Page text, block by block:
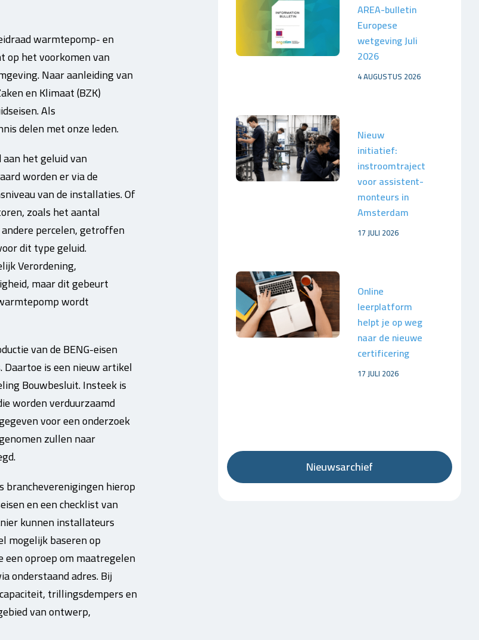
warmtepomp- en
op het voorkomen van
Naar aanleiding van
en Klimaat (BZK)
Als
delen met onze leden.
het geluid van
worden er via de
van de installaties. Of
zoals het aantal
percelen, getroffen
dit type geluid.
Verordening,
maar dit gebeurt
wordt
van de BENG-eisen
is een nieuw artikel
Bouwbesluit. Insteek is
worden verduurzaamd
voor een onderzoek
zullen naar
brancheverenigingen hierop
en een checklist van
kunnen installateurs
mogelijk baseren op
een oproep om maatregelen
onderstaand adres. Bij
trillingsdempers en
van ontwerp,
AREA-bulletin
Europese
wetgeving Juli
2026
4 AUGUSTUS 2026
Nieuw
initiatief:
instroomtraject
voor assistent-
monteurs in
Amsterdam
17 JULI 2026
Online
leerplatform
helpt je op weg
naar de nieuwe
certificering
17 JULI 2026
Nieuwsarchief